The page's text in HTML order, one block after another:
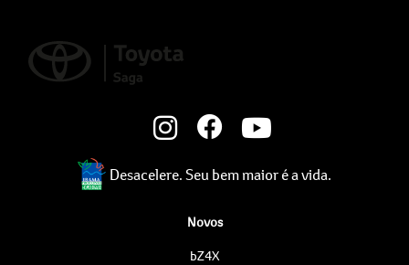
Desacelere. Seu bem maior é a vida.
Novos
bZ4X